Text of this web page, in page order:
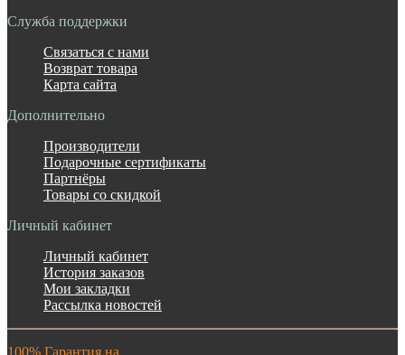
Служба поддержки
Связаться с нами
Возврат товара
Карта сайта
Дополнительно
Производители
Подарочные сертификаты
Партнёры
Товары со скидкой
Личный кабинет
Личный кабинет
История заказов
Мои закладки
Рассылка новостей
100% Гарантия на